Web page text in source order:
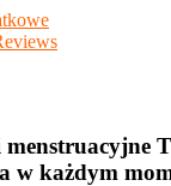
w każdym